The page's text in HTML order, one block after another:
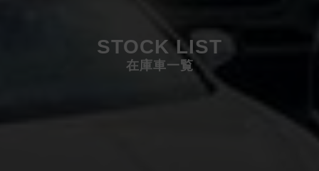
STOCK LIST
在庫車一覧